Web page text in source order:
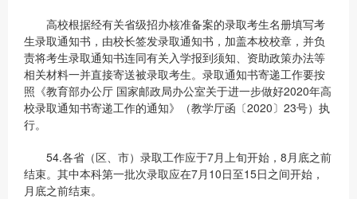
高校根据经有关省级招办核准备案的录取考生名册填写考
生录取通知书，由校长签发录取通知书，加盖本校校章，并负
责将考生录取通知书连同有关入学报到须知、资助政策办法等
相关材料一并直接寄送被录取考生。录取通知书寄递工作要按
照《教育部办公厅 国家邮政局办公室关于进一步做好2020年高
校录取通知书寄递工作的通知》（教学厅函〔2020〕23号）执
行。
54.各省（区、市）录取工作应于7月上旬开始，8月底之前
结束。其中本科第一批次录取应在7月10日至15日之间开始，
月底之前结束。